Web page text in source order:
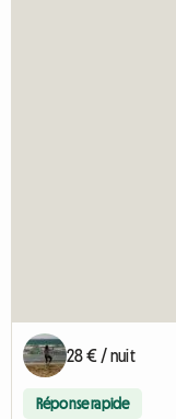
28 € / nuit
Réponse rapide